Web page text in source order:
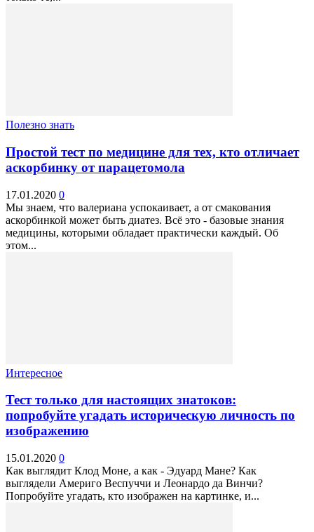
Полезно знать
Простой тест по медицине для тех, кто отличает
аскорбинку от парацетомола
17.01.2020 0
Мы знаем, что валериана успокаивает, а от смакования
аскорбинкой может быть диатез. Всё это - базовые знания
медицины, которыми обладает практически каждый. Об
этом...
Интересное
Тест только для настоящих знатоков:
попробуйте угадать историческую личность по
изображению
15.01.2020 0
Как выглядит Клод Моне, а как - Эдуард Мане? Как
выглядели Америго Веспуччи и Леонардо да Винчи?
Попробуйте угадать, кто изображен на картинке, и...